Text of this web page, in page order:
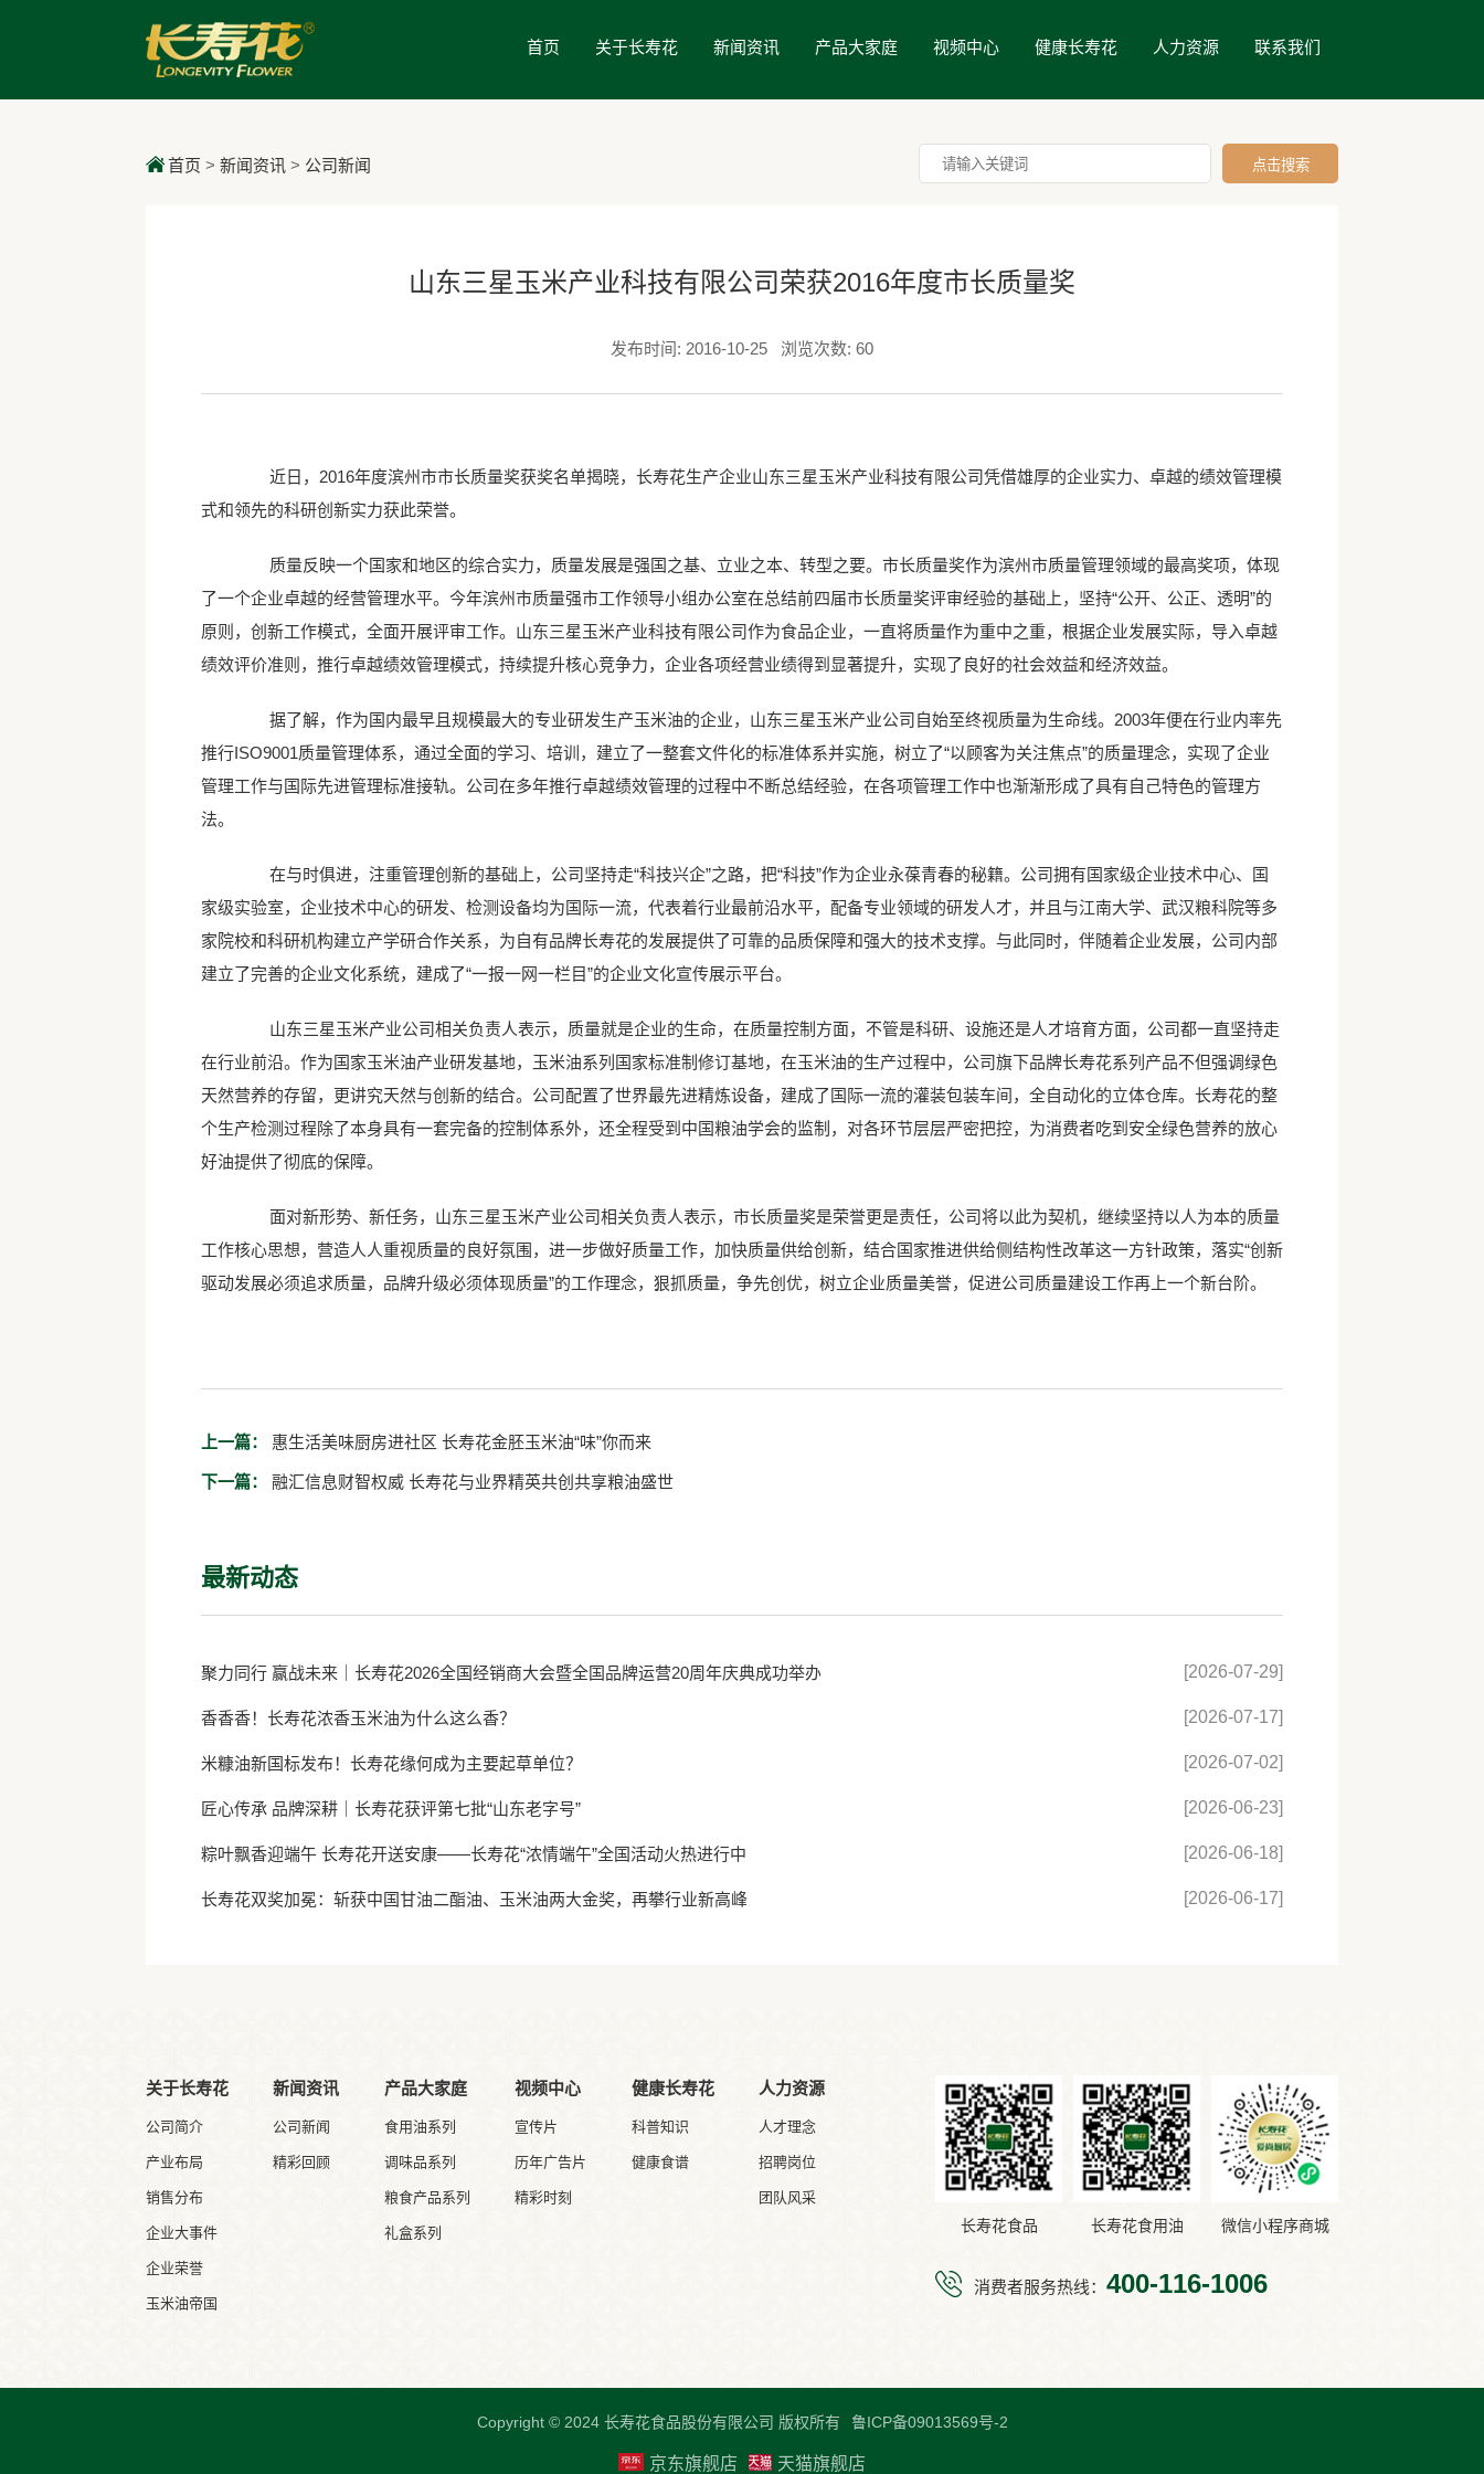
首页 关于长寿花 新闻资讯 产品大家庭 视频中心 健康长寿花 人力资源 联系我们
首页 > 新闻资讯 > 公司新闻
山东三星玉米产业科技有限公司荣获2016年度市长质量奖
发布时间: 2016-10-25 浏览次数: 60
近日，2016年度滨州市市长质量奖获奖名单揭晓，长寿花生产企业山东三星玉米产业科技有限公司凭借雄厚的企业实力、卓越的绩效管理模
式和领先的科研创新实力获此荣誉。
质量反映一个国家和地区的综合实力，质量发展是强国之基、立业之本、转型之要。市长质量奖作为滨州市质量管理领域的最高奖项，体现
了一个企业卓越的经营管理水平。今年滨州市质量强市工作领导小组办公室在总结前四届市长质量奖评审经验的基础上，坚持“公开、公正、透明”的
原则，创新工作模式，全面开展评审工作。山东三星玉米产业科技有限公司作为食品企业，一直将质量作为重中之重，根据企业发展实际，导入卓越
绩效评价准则，推行卓越绩效管理模式，持续提升核心竞争力，企业各项经营业绩得到显著提升，实现了良好的社会效益和经济效益。
据了解，作为国内最早且规模最大的专业研发生产玉米油的企业，山东三星玉米产业公司自始至终视质量为生命线。2003年便在行业内率先
推行ISO9001质量管理体系，通过全面的学习、培训，建立了一整套文件化的标准体系并实施，树立了“以顾客为关注焦点”的质量理念，实现了企业
管理工作与国际先进管理标准接轨。公司在多年推行卓越绩效管理的过程中不断总结经验，在各项管理工作中也渐渐形成了具有自己特色的管理方
法。
在与时俱进，注重管理创新的基础上，公司坚持走“科技兴企”之路，把“科技”作为企业永葆青春的秘籍。公司拥有国家级企业技术中心、国
家级实验室，企业技术中心的研发、检测设备均为国际一流，代表着行业最前沿水平，配备专业领域的研发人才，并且与江南大学、武汉粮科院等多
家院校和科研机构建立产学研合作关系，为自有品牌长寿花的发展提供了可靠的品质保障和强大的技术支撑。与此同时，伴随着企业发展，公司内部
建立了完善的企业文化系统，建成了“一报一网一栏目”的企业文化宣传展示平台。
山东三星玉米产业公司相关负责人表示，质量就是企业的生命，在质量控制方面，不管是科研、设施还是人才培育方面，公司都一直坚持走
在行业前沿。作为国家玉米油产业研发基地，玉米油系列国家标准制修订基地，在玉米油的生产过程中，公司旗下品牌长寿花系列产品不但强调绿色
天然营养的存留，更讲究天然与创新的结合。公司配置了世界最先进精炼设备，建成了国际一流的灌装包装车间，全自动化的立体仓库。长寿花的整
个生产检测过程除了本身具有一套完备的控制体系外，还全程受到中国粮油学会的监制，对各环节层层严密把控，为消费者吃到安全绿色营养的放心
好油提供了彻底的保障。
面对新形势、新任务，山东三星玉米产业公司相关负责人表示，市长质量奖是荣誉更是责任，公司将以此为契机，继续坚持以人为本的质量
工作核心思想，营造人人重视质量的良好氛围，进一步做好质量工作，加快质量供给创新，结合国家推进供给侧结构性改革这一方针政策，落实“创新
驱动发展必须追求质量，品牌升级必须体现质量”的工作理念，狠抓质量，争先创优，树立企业质量美誉，促进公司质量建设工作再上一个新台阶。
上一篇： 惠生活美味厨房进社区 长寿花金胚玉米油“味”你而来
下一篇： 融汇信息财智权威 长寿花与业界精英共创共享粮油盛世
最新动态
聚力同行 赢战未来｜长寿花2026全国经销商大会暨全国品牌运营20周年庆典成功举办 [2026-07-29]
香香香！长寿花浓香玉米油为什么这么香？ [2026-07-17]
米糠油新国标发布！长寿花缘何成为主要起草单位？ [2026-07-02]
匠心传承 品牌深耕｜长寿花获评第七批“山东老字号” [2026-06-23]
粽叶飘香迎端午 长寿花开送安康——长寿花“浓情端午”全国活动火热进行中 [2026-06-18]
长寿花双奖加冕：斩获中国甘油二酯油、玉米油两大金奖，再攀行业新高峰 [2026-06-17]
关于长寿花
公司简介
产业布局
销售分布
企业大事件
企业荣誉
玉米油帝国
新闻资讯
公司新闻
精彩回顾
产品大家庭
食用油系列
调味品系列
粮食产品系列
礼盒系列
视频中心
宣传片
历年广告片
精彩时刻
健康长寿花
科普知识
健康食谱
人力资源
人才理念
招聘岗位
团队风采
长寿花食品 长寿花食用油 微信小程序商城
消费者服务热线：400-116-1006
Copyright © 2024 长寿花食品股份有限公司 版权所有 鲁ICP备09013569号-2
京东旗舰店 天猫旗舰店